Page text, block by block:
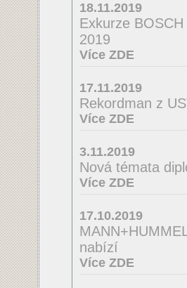
18.11.2019
Exkurze
2019
Více ZDE
17.11.2019
Rekordman z
Více ZDE
3.11.2019
Nová témata
Více ZDE
17.10.2019
nabízí
Více ZDE